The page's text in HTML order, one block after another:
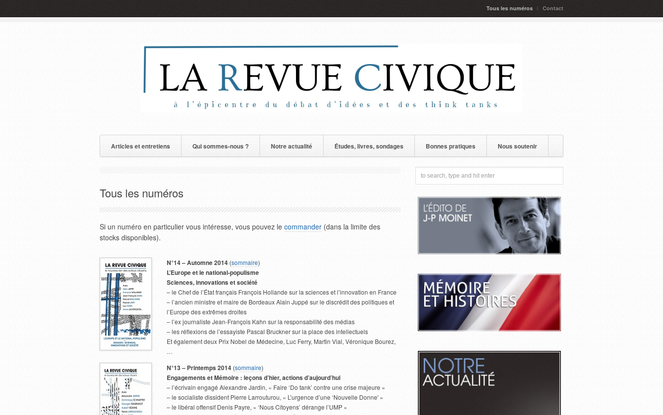
Tous les numéros Contact
Articles et entretiens Qui sommes-nous ? Notre actualité Études, livres, sondages Bonnes pratiques Nous soutenir
Tous les numéros
Si un numéro en particulier vous intéresse, vous pouvez le commander (dans la limite des
stocks disponibles).
N°14 – Automne 2014 (sommaire)
L’Europe et le national-populisme
Sciences, innovations et société
– le Chef de l’État français François Hollande sur la sciences et l’innovation en France
– l’ancien ministre et maire de Bordeaux Alain Juppé sur le discrédit des politiques et
l’Europe des extrêmes droites
– l’ex journaliste Jean-François Kahn sur la responsabilité des médias
– les réflexions de l’essayiste Pascal Bruckner sur la place des intellectuels
Et également deux Prix Nobel de Médecine, Luc Ferry, Martin Vial, Véronique Bourez,
…
N°13 – Printemps 2014 (sommaire)
Engagements et Mémoire : leçons d’hier, actions d’aujourd’hui
– l’écrivain engagé Alexandre Jardin, « Faire ‘Do tank’ contre une crise majeure »
– le socialiste dissident Pierre Larrouturou, « L’urgence d’une ‘Nouvelle Donne' »
– le libéral offensif Denis Payre, « ‘Nous Citoyens’ dérange l’UMP »